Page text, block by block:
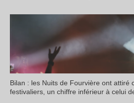
Bilan : les Nuits de Fourvière ont attiré
festivaliers, un chiffre inférieur à celui